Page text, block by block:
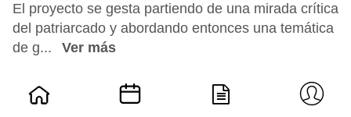
El proyecto se gesta partiendo de una mirada crítica
del patriarcado y abordando entonces una temática
de g...
Ver más